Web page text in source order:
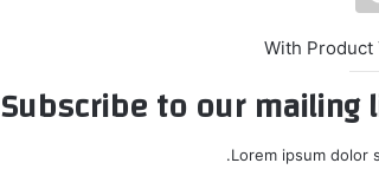
With Product
Subscribe to our
Lorem ipsum dolor